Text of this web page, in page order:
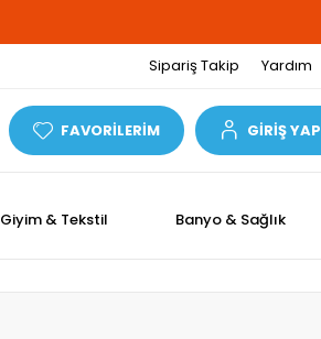
Sipariş Takip Yardım
FAVORİLERİM GİRİŞ YAP
Giyim & Tekstil Banyo & Sağlık